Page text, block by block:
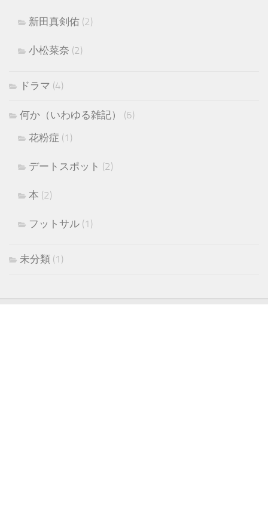
新田真剣佑 (2)
小松菜奈 (2)
ドラマ (4)
何か（いわゆる雑記）
(6)
花粉症 (1)
デートスポット (2)
本 (2)
フットサル (1)
未分類 (1)